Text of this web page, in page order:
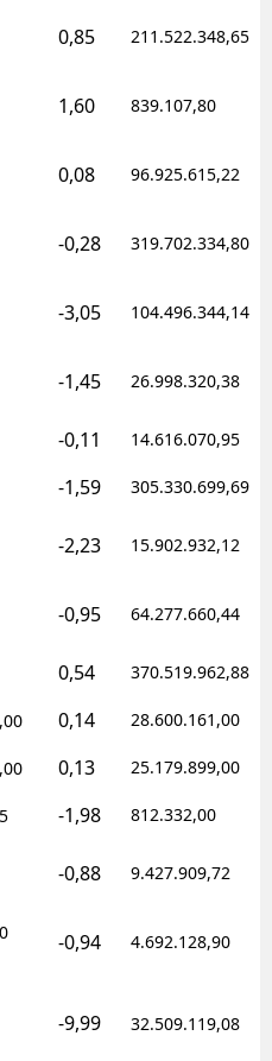
0,85 211.522.348,65
1,60 839.107,80
0,08 96.925.615,22
-0,28 319.702.334,80
-3,05 104.496.344,14
-1,45 26.998.320,38
-0,11 14.616.070,95
-1,59 305.330.699,69
-2,23 15.902.932,12
-0,95 64.277.660,44
0,54 370.519.962,88
0,14 28.600.161,00
0,13 25.179.899,00
-1,98 812.332,00
-0,88 9.427.909,72
-0,94 4.692.128,90
-9,99 32.509.119,08